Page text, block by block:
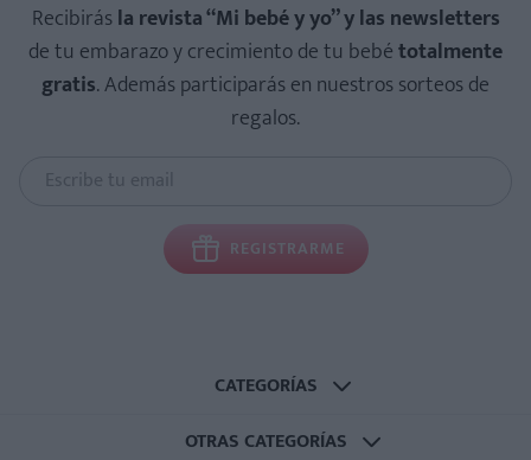
Recibirásla revista “Mi bebé y yo” y las newsletters
de tu embarazo y crecimiento de tu bebétotalmente
gratis. Además participarás en nuestros sorteos de
regalos.
REGISTRARME
CATEGORÍAS
OTRAS CATEGORÍAS